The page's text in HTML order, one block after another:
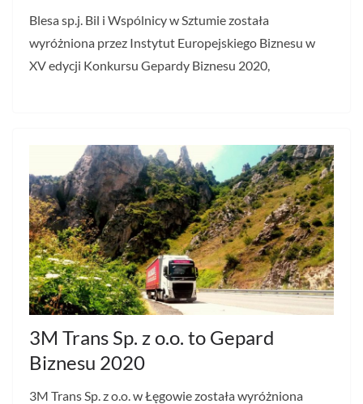
Blesa sp.j. Bil i Wspólnicy w Sztumie została
wyróżniona przez Instytut Europejskiego Biznesu w
XV edycji Konkursu Gepardy Biznesu 2020,
3M Trans Sp. z o.o. to Gepard
Biznesu 2020
3M Trans Sp. z o.o. w Łęgowie została wyróżniona